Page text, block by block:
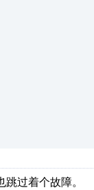
过着个故障。